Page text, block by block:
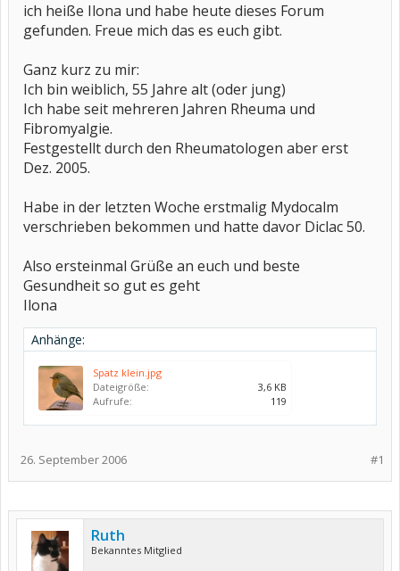
ich heiße Ilona und habe heute dieses Forum
gefunden. Freue mich das es euch gibt.
Ganz kurz zu mir:
Ich bin weiblich, 55 Jahre alt (oder jung)
Ich habe seit mehreren Jahren Rheuma und
Fibromyalgie.
Festgestellt durch den Rheumatologen aber erst
Dez. 2005.
Habe in der letzten Woche erstmalig Mydocalm
verschrieben bekommen und hatte davor Diclac 50.
Also ersteinmal Grüße an euch und beste
Gesundheit so gut es geht
Ilona
Anhänge:
Spatz klein.jpg
Dateigröße:
3,6 KB
Aufrufe:
119
#1
26. September 2006
Ruth
Bekanntes Mitglied